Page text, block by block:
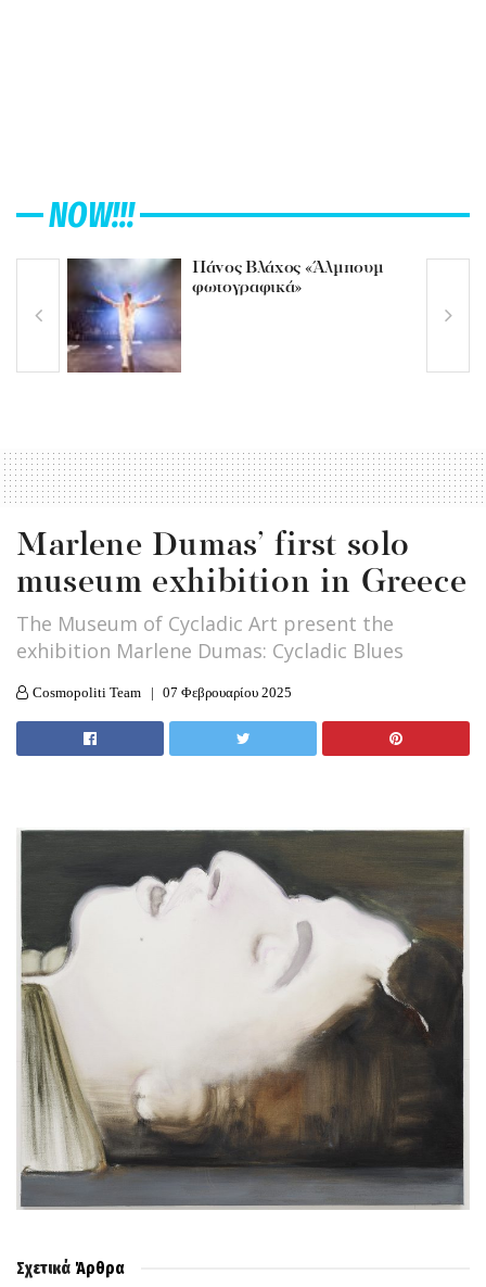
NOW!!!
Πάνος Βλάχος «Άλμπουμ
φωτογραφικά»
Marlene Dumas’ first solo
museum exhibition in Greece
The Museum of Cycladic Art present the
exhibition Marlene Dumas: Cycladic Blues
Cosmopoliti Team 07 Φεβρουαρίου 2025
Σχετικά Άρθρα